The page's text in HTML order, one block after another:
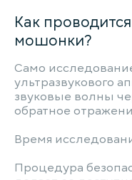
Как
мошонки?
Само
ультразвукового
звуковые волны
обратное
Время
Процедура